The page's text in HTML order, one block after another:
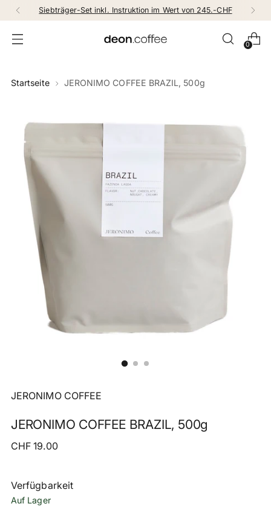
Siebträger-Set inkl. Instruktion im Wert von 245.-CHF
0
Startseite JERONIMO COFFEE BRAZIL, 500g
JERONIMO COFFEE
JERONIMO COFFEE BRAZIL, 500g
Regulärer
CHF 19.00
Verfügbarkeit
Auf Lager